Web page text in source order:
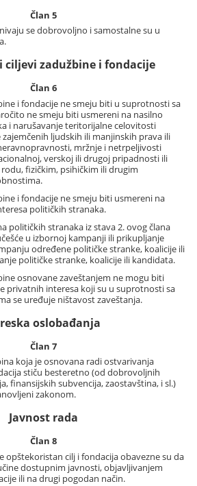
Član 5
se dobrovoljno i samostalne su u
ciljevi zadužbine i fondacije
Član 6
i fondacije ne smeju biti u suprotnosti sa
ne smeju biti usmereni na nasilno
i narušavanje teritorijalne celovitosti
zajemčenih ljudskih ili manjinskih prava ili
mržnje i netrpeljivosti
verskoj ili drugoj pripadnosti ili
fizičkim, psihičkim ili drugim
i fondacije ne smeju biti usmereni na
političkih stranaka.
političkih stranaka iz stava 2. ovog člana
u izbornoj kampanji ili prikupljanje
određene političke stranke, koalicije ili
političke stranke, koalicije ili kandidata.
osnovane zaveštanjem ne mogu biti
privatnih interesa koji su u suprotnosti sa
se uređuje ništavost zaveštanja.
oslobađanja
Član 7
koja je osnovana radi ostvarivanja
stiču besteretno (od dobrovoljnih
finansijskih subvencija, zaostavština, i sl.)
zakonom.
Javnost rada
Član 8
opštekoristan cilj i fondacija obavezne su da
dostupnim javnosti, objavljivanjem
ili na drugi pogodan način.